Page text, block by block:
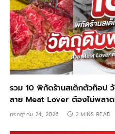
รวม 10 พิกัดร้านสเต็กตัวท็อป
สาย Meat Lover ต้องไม่พลา
กรกฎาคม 24, 2026 2 MINS READ